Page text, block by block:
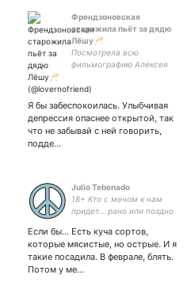
Френдзоновская
старожила пьёт за дядю
Лёшу🥂
Посмотрела всю
фильмографию Алексея
Я бы забеспокоилась. Улыбчивая
депрессия опаснее открытой, так
что не забывай с ней говорить,
подде…
Julio Tebenado
18+ Кто с мечом к нам
придет... рано или поздно
и сарказм.
Если бы... Есть куча сортов,
которые мясистые, но острые. И я
такие посадила. В феврале, блять.
Потом у ме…